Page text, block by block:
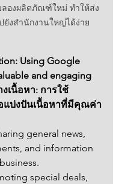
องผลิตภัณฑ์ใหม่ ทำให้ส่ง
ยังสำนักงานใหญ่ได้ง่าย
Using Google
and engaging
เนื้อหา: การใช้
แบ่งปันเนื้อหาที่มีคุณค่า
general news,
and information
special deals,